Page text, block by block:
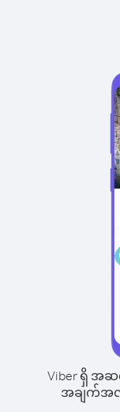
Viber ရှိ အ
အချက်အလ